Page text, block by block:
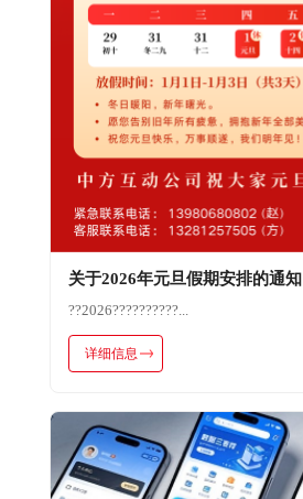
关于2026年元旦假期安排的通知
??2026??????????...
详细信息